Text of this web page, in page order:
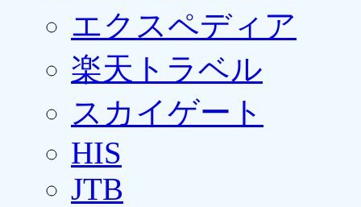
エクスペディア
楽天トラベル
スカイゲート
HIS
JTB